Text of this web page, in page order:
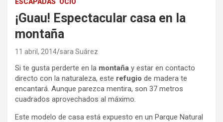
¡Guau! Espectacular casa en la
montaña
11 abril, 2014 sara Suárez
Si te gusta perderte en la montaña y estar en contacto
directo con la naturaleza, este refugio de madera te
encantará. Aunque parezca mentira, son 37 metros
cuadrados aprovechados al máximo.
Este modelo de casa está expuesto en un Parque Natural